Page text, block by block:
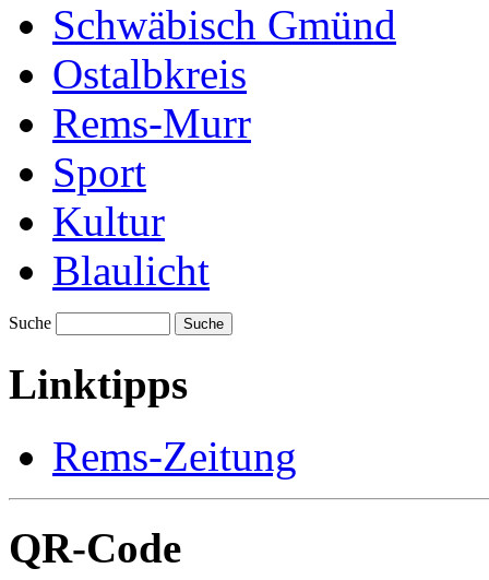
Schwäbisch Gmünd
Ostalbkreis
Rems-Murr
Sport
Kultur
Blaulicht
Suche Suche
Linktipps
Rems-Zeitung
QR-Code